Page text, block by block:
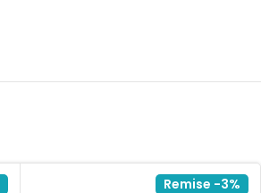
Remise -3%